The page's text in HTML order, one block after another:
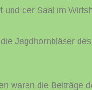
der Saal im
Jagdhornbläser des
waren die Beiträge